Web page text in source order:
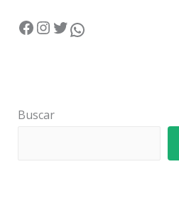
Buscar